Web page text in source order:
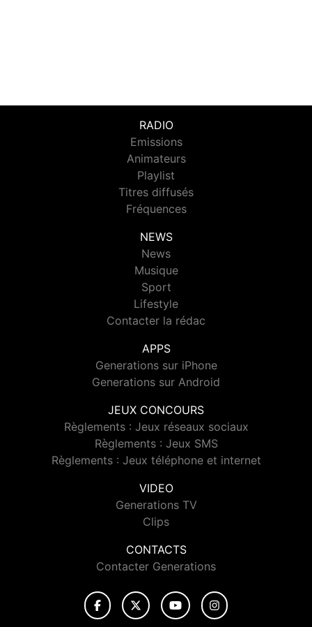
RADIO
Emissions
Animateurs
Playlist
Titres diffusés
Fréquences
NEWS
News
Musique
Sport
Lifestyle
Contacter la rédac
APPS
Generations sur iPhone
Generations sur Android
JEUX CONCOURS
Règlements : Jeux réseaux sociaux
Règlements : Jeux SMS
Règlements : Jeux téléphone et internet
VIDEO
Generations TV
Clips
CONTACTS
Contacter Generations